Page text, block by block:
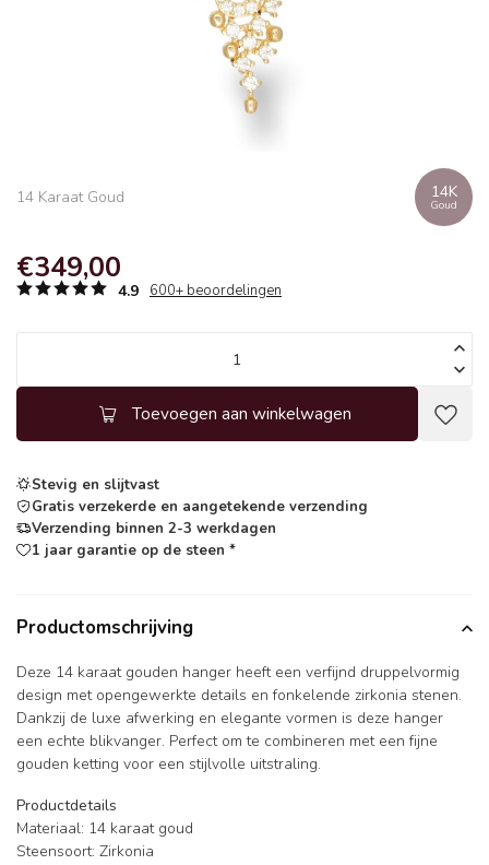
14 Karaat Goud 14K
Goud
€349,00
4.9 600+ beoordelingen
Toevoegen aan winkelwagen
Stevig en slijtvast
Gratis verzekerde en aangetekende verzending
Verzending binnen 2-3 werkdagen
1 jaar garantie op de steen *
Productomschrijving
Deze 14 karaat gouden hanger heeft een verfijnd druppelvormig
design met opengewerkte details en fonkelende zirkonia stenen.
Dankzij de luxe afwerking en elegante vormen is deze hanger
een echte blikvanger. Perfect om te combineren met een fijne
gouden ketting voor een stijlvolle uitstraling.
Productdetails
Materiaal: 14 karaat goud
Steensoort: Zirkonia